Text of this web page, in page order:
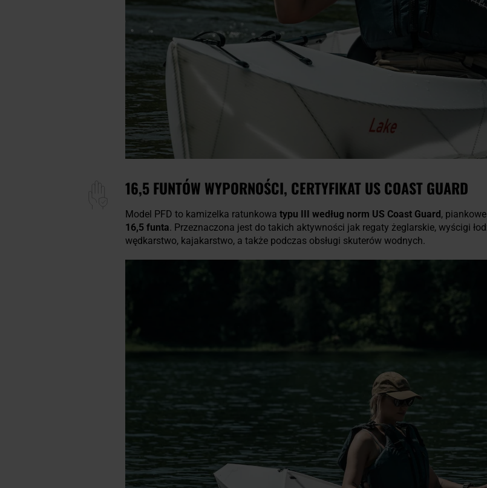
16,5 FUNTÓW WYPORNOŚCI, CERTYFIKAT US COAST GUARD
Model PFD to kamizelka ratunkowa typu III według norm US Coast Guard ,
16,5 funta. Przeznaczona jest do takich aktywności jak regaty żeglarskie, wyścigi
wędkarstwo, kajakarstwo, a także podczas obsługi skuterów wodnych.